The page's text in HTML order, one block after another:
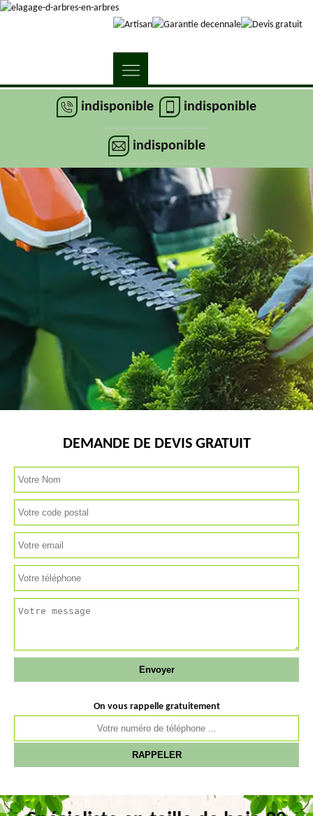
indisponible indisponible
indisponible
DEMANDE DE DEVIS GRATUIT
On vous rappelle gratuitement